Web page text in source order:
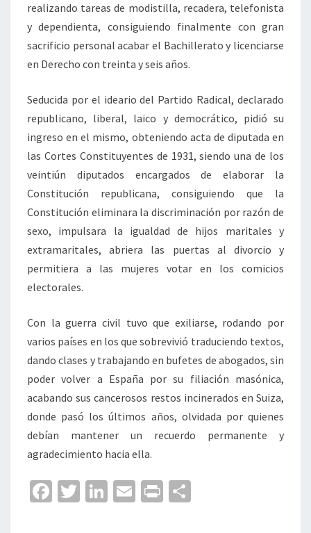
realizando tareas de modistilla, recadera, telefonista
y dependienta, consiguiendo finalmente con gran
sacrificio personal acabar el Bachillerato y licenciarse
en Derecho con treinta y seis años.
Seducida por el ideario del Partido Radical, declarado
republicano, liberal, laico y democrático, pidió su
ingreso en el mismo, obteniendo acta de diputada en
las Cortes Constituyentes de 1931, siendo una de los
veintiún diputados encargados de elaborar la
Constitución republicana, consiguiendo que la
Constitución eliminara la discriminación por razón de
sexo, impulsara la igualdad de hijos maritales y
extramaritales, abriera las puertas al divorcio y
permitiera a las mujeres votar en los comicios
electorales.
Con la guerra civil tuvo que exiliarse, rodando por
varios países en los que sobrevivió traduciendo textos,
dando clases y trabajando en bufetes de abogados, sin
poder volver a España por su filiación masónica,
acabando sus cancerosos restos incinerados en Suiza,
donde pasó los últimos años, olvidada por quienes
debían mantener un recuerdo permanente y
agradecimiento hacia ella.
Fa T
Li
E
Pr